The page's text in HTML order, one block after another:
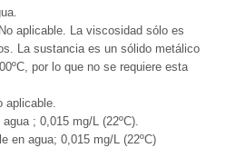
aplicable. La viscosidad sólo es
La sustancia es un sólido metálico
por lo que no se requiere esta
aplicable.
; 0,015 mg/L (22ºC).
en agua; 0,015 mg/L (22ºC)